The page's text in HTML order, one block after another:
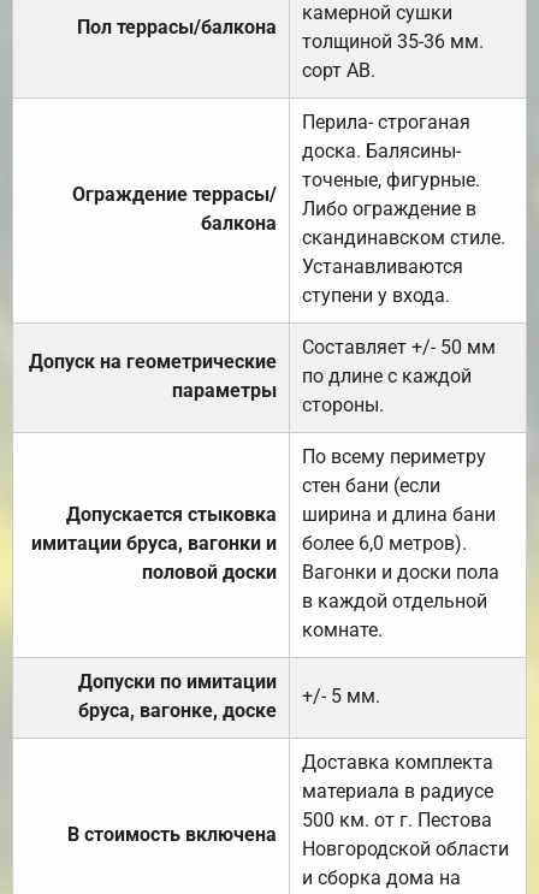
Пол террасы/балкона
камерной сушки
толщиной 35-36 мм.
сорт АВ.
Ограждение террасы/
балкона
Перила- строганая
доска. Балясины-
точеные, фигурные.
Либо ограждение в
скандинавском стиле.
Устанавливаются
ступени у входа.
Допуск на геометрические
параметры
Составляет +/- 50 мм
по длине с каждой
стороны.
Допускается стыковка
имитации бруса, вагонки и
половой доски
По всему периметру
стен бани (если
ширина и длина бани
более 6,0 метров).
Вагонки и доски пола
в каждой отдельной
комнате.
Допуски по имитации
бруса, вагонке, доске
+/- 5 мм.
В стоимость включена
Доставка комплекта
материала в радиусе
500 км. от г. Пестова
Новгородской области
и сборка дома на